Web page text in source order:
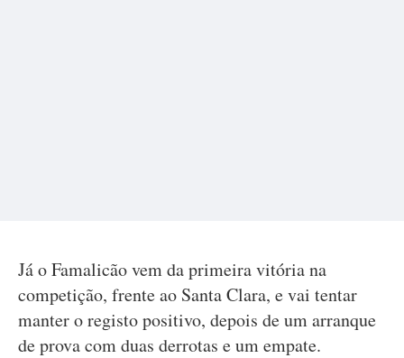
Já o Famalicão vem da primeira vitória na
competição, frente ao Santa Clara, e vai tentar
manter o registo positivo, depois de um arranque
de prova com duas derrotas e um empate.